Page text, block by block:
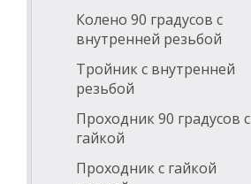
Колено 90 градусов с
внутренней резьбой
Тройник с внутренней
резьбой
Проходник 90 градусов с
гайкой
Проходник с гайкой